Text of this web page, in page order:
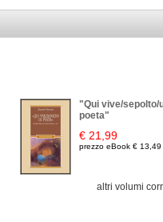
"Qui vive/sepolto/
poeta"
€ 21,99
prezzo eBook € 13,49
altri volumi